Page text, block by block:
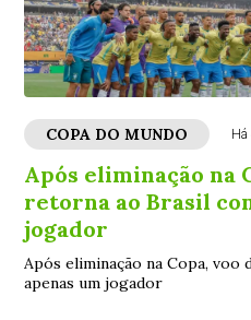
COPA DO MUNDO
Após eliminação na
retorna ao Brasil
jogador
Após eliminação na Copa,
apenas um jogador